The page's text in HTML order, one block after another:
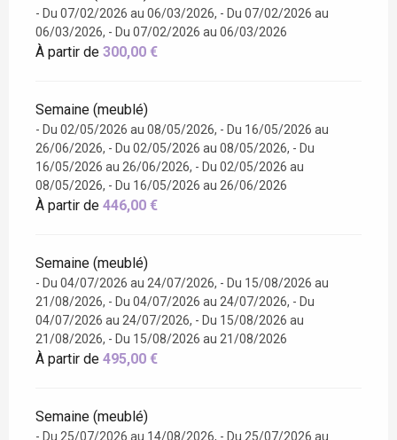
- Du 07/02/2026 au 06/03/2026, - Du 07/02/2026 au
06/03/2026, - Du 07/02/2026 au 06/03/2026
À partir de 300,00 €
Semaine (meublé)
- Du 02/05/2026 au 08/05/2026, - Du 16/05/2026 au
26/06/2026, - Du 02/05/2026 au 08/05/2026, - Du
16/05/2026 au 26/06/2026, - Du 02/05/2026 au
08/05/2026, - Du 16/05/2026 au 26/06/2026
À partir de 446,00 €
Semaine (meublé)
- Du 04/07/2026 au 24/07/2026, - Du 15/08/2026 au
21/08/2026, - Du 04/07/2026 au 24/07/2026, - Du
04/07/2026 au 24/07/2026, - Du 15/08/2026 au
21/08/2026, - Du 15/08/2026 au 21/08/2026
À partir de 495,00 €
Semaine (meublé)
- Du 25/07/2026 au 14/08/2026, - Du 25/07/2026 au